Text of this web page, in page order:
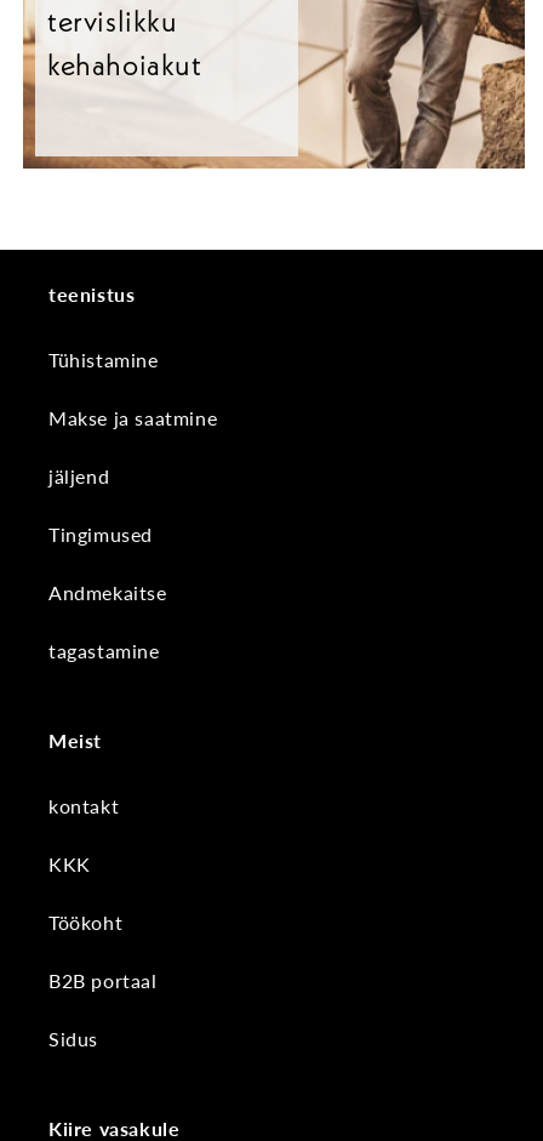
tervislikku
kehahoiakut
teenistus
Tühistamine
Makse ja saatmine
jäljend
Tingimused
Andmekaitse
tagastamine
Meist
kontakt
KKK
Töökoht
B2B portaal
Sidus
Kiire vasakule